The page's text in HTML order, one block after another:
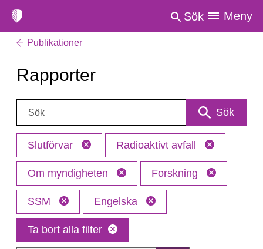
Sök Meny
Publikationer
Rapporter
Sök: Sök
Slutförvar Radioaktivt avfall
Om myndigheten Forskning
SSM Engelska
Ta bort alla filter